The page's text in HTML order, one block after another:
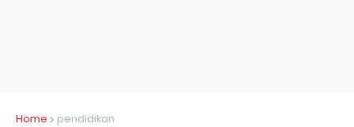
Home pendidikan